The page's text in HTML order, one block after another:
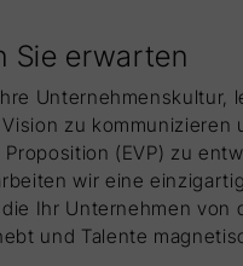
Sie erwarten
Unternehmenskultur,
zu kommunizieren
Proposition (EVP) zu
wir eine
Ihr Unternehmen von
und Talente